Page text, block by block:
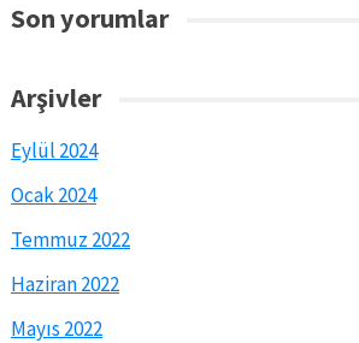
Son yorumlar
Arşivler
Eylül 2024
Ocak 2024
Temmuz 2022
Haziran 2022
Mayıs 2022